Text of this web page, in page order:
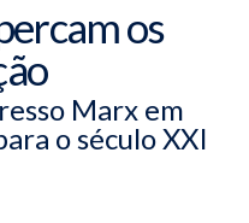
os
Marx em
o século XXI